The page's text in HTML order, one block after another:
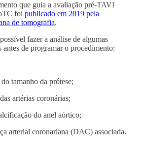
que guia a avaliação pré-TAVI
foi publicado em 2019 pela
de tomografia.
fazer a análise de algumas
antes de programar o procedimento:
tamanho da prótese;
artérias coronárias;
do anel aórtico;
arterial coronariana (DAC) associada.